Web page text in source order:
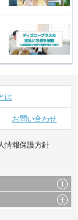
は
お問い合わせ
情報保護方針
ータ等）及びこれらの配
ツや広告の表示、ソーシャ